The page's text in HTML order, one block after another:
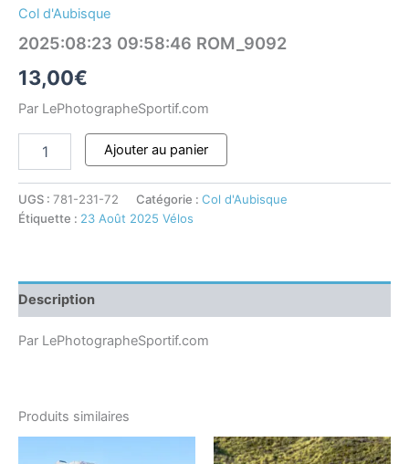
Col d'Aubisque
2025:08:23 09:58:46 ROM_9092
13,00€
Par LePhotographeSportif.com
Ajouter au panier
UGS : 781-231-72 Catégorie : Col d'Aubisque
Étiquette : 23 Août 2025 Vélos
Description
Par LePhotographeSportif.com
Produits similaires